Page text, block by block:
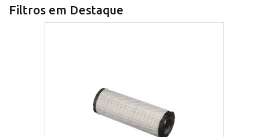
Filtros em Destaque